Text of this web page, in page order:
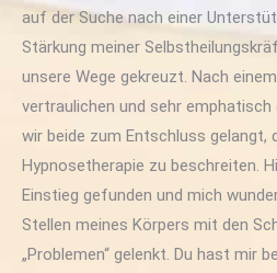
auf der Suche nach einer
Stärkung meiner
unsere Wege gekreuzt. Nach
vertraulichen und sehr
wir beide zum Entschluss gelangt,
Hypnosetherapie zu beschreiten.
Einstieg gefunden und mich
Stellen meines Körpers mit den
„Problemen“ gelenkt. Du hast mir